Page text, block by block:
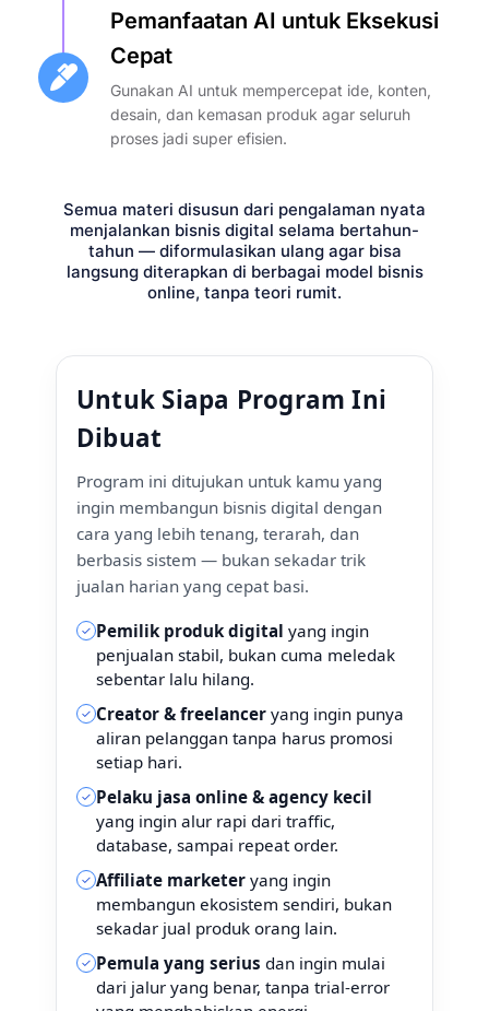
Pemanfaatan AI untuk Eksekusi
Cepat
Gunakan AI untuk mempercepat ide, konten,
desain, dan kemasan produk agar seluruh
proses jadi super efisien.
Semua materi disusun dari pengalaman nyata
menjalankan bisnis digital selama bertahun-
tahun — diformulasikan ulang agar bisa
langsung diterapkan di berbagai model bisnis
online, tanpa teori rumit.
Untuk Siapa Program Ini
Dibuat
Program ini ditujukan untuk kamu yang
ingin membangun bisnis digital dengan
cara yang lebih tenang, terarah, dan
berbasis sistem — bukan sekadar trik
jualan harian yang cepat basi.
✓ Pemilik produk digital yang ingin
penjualan stabil, bukan cuma meledak
sebentar lalu hilang.
✓ Creator & freelancer yang ingin punya
aliran pelanggan tanpa harus promosi
setiap hari.
✓ Pelaku jasa online & agency kecil
yang ingin alur rapi dari traffic,
database, sampai repeat order.
✓ Affiliate marketer yang ingin
membangun ekosistem sendiri, bukan
sekadar jual produk orang lain.
✓ Pemula yang serius dan ingin mulai
dari jalur yang benar, tanpa trial-error